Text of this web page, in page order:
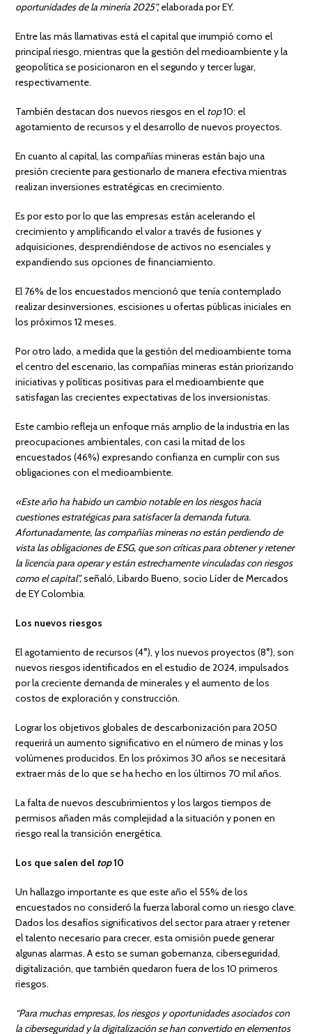
oportunidades de la minería 2025”,elaborada por EY.
Entre las más llamativas está el capital que irrumpió como el
principal riesgo, mientras que la gestión del medioambiente y la
geopolítica se posicionaron en el segundo y tercer lugar,
respectivamente.
También destacan dos nuevos riesgos en el top10: el
agotamiento de recursos y el desarrollo de nuevos proyectos.
En cuanto al capital, las compañías mineras están bajo una
presión creciente para gestionarlo de manera efectiva mientras
realizan inversiones estratégicas en crecimiento.
Es por esto por lo que las empresas están acelerando el
crecimiento y amplificando el valor a través de fusiones y
adquisiciones, desprendiéndose de activos no esenciales y
expandiendo sus opciones de financiamiento.
El 76% de los encuestados mencionó que tenía contemplado
realizar desinversiones, escisiones u ofertas públicas iniciales en
los próximos 12 meses.
Por otro lado, a medida que la gestión del medioambiente toma
el centro del escenario, las compañías mineras están priorizando
iniciativas y políticas positivas para el medioambiente que
satisfagan las crecientes expectativas de los inversionistas.
Este cambio refleja un enfoque más amplio de la industria en las
preocupaciones ambientales, con casi la mitad de los
encuestados (46%) expresando confianza en cumplir con sus
obligaciones con el medioambiente.
«Este año ha habido un cambio notable en los riesgos hacia
cuestiones estratégicas para satisfacer la demanda futura.
Afortunadamente, las compañías mineras no están perdiendo de
vista las obligaciones de ESG, que son críticas para obtener y retener
la licencia para operar y están estrechamente vinculadas con riesgos
como el capital”,señaló, Libardo Bueno, socio Líder de Mercados
de EY Colombia.
Los nuevos riesgos
El agotamiento de recursos (4°), y los nuevos proyectos (8°), son
nuevos riesgos identificados en el estudio de 2024, impulsados
por la creciente demanda de minerales y el aumento de los
costos de exploración y construcción.
Lograr los objetivos globales de descarbonización para 2050
requerirá un aumento significativo en el número de minas y los
volúmenes producidos. En los próximos 30 años se necesitará
extraer más de lo que se ha hecho en los últimos 70 mil años.
La falta de nuevos descubrimientos y los largos tiempos de
permisos añaden más complejidad a la situación y ponen en
riesgo real la transición energética.
Los que salen del top10
Un hallazgo importante es que este año el 55% de los
encuestados no consideró la fuerza laboral como un riesgo clave.
Dados los desafíos significativos del sector para atraer y retener
el talento necesario para crecer, esta omisión puede generar
algunas alarmas. A esto se suman gobernanza, ciberseguridad,
digitalización, que también quedaron fuera de los 10 primeros
riesgos.
“Para muchas empresas, los riesgos y oportunidades asociados con
la ciberseguridad y la digitalización se han convertido en elementos